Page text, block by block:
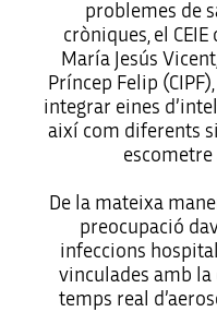
problemes de
cròniques, el
María Jesús
Príncep Felip
integrar eines
així com diferents
De la mateixa
preocupació
infeccions
vinculades amb
temps real